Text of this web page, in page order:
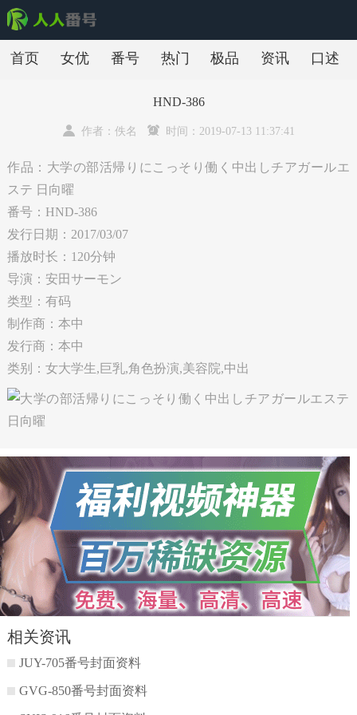
首页 女优 番号 热门 极品 资讯 口述
HND-386
作者：佚名 时间：2019-07-13 11:37:41
作品：大学の部活帰りにこっそり働く中出しチアガールエ
ステ 日向曜
番号：HND-386
发行日期：2017/03/07
播放时长：120分钟
导演：安田サーモン
类型：有码
制作商：本中
发行商：本中
类别：女大学生,巨乳,角色扮演,美容院,中出
相关资讯
JUY-705番号封面资料
GVG-850番号封面资料